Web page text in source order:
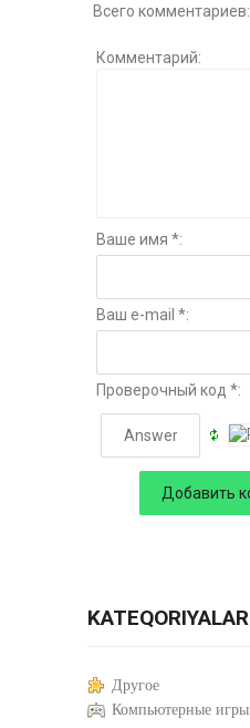
Всего комментариев:
Комментарий:
Ваше имя *:
Ваш e-mail *:
Проверочный код *:
KATEQORIYALAR
Другое
Компьютерные игры